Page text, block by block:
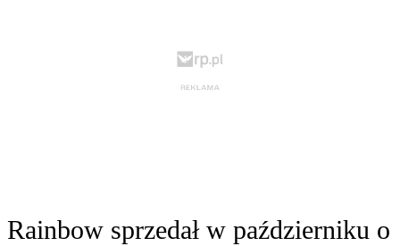
Rainbow sprzedał w październiku o